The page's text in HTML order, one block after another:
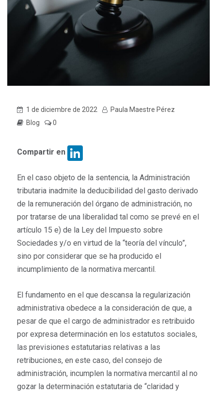
1 de diciembre de 2022
Paula Maestre Pérez
Blog
0
Compartir en
En el caso objeto de la sentencia, la Administración
tributaria inadmite la deducibilidad del gasto derivado
de la remuneración del órgano de administración, no
por tratarse de una liberalidad tal como se prevé en el
artículo 15 e) de la Ley del Impuesto sobre
Sociedades y/o en virtud de la “teoría del vínculo”,
sino por considerar que se ha producido el
incumplimiento de la normativa mercantil.
El fundamento en el que descansa la regularización
administrativa obedece a la consideración de que, a
pesar de que el cargo de administrador es retribuido
por expresa determinación en los estatutos sociales,
las previsiones estatutarias relativas a las
retribuciones, en este caso, del consejo de
administración, incumplen la normativa mercantil al no
gozar la determinación estatutaria de “claridad y